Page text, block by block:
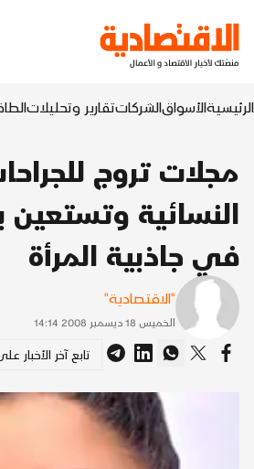
الرئيسيةالأسواقالشركاتتقارير وتحليلات
مجلات تروج
النسائية وتستعين
في جاذبية المرأة
"الاقتصادية"
الخميس 18 ديسمبر 2008 14:14
تابع آخر الأخبار